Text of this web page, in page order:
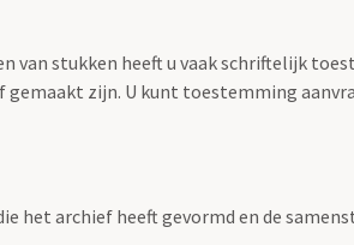
stukken heeft u vaak schriftelijk
zijn. U kunt toestemming
het archief heeft gevormd en de